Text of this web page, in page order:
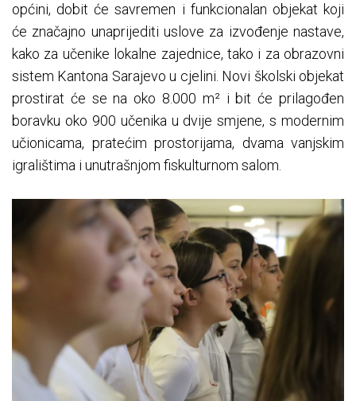
općini, dobit će savremen i funkcionalan objekat koji
će značajno unaprijediti uslove za izvođenje nastave,
kako za učenike lokalne zajednice, tako i za obrazovni
sistem Kantona Sarajevo u cjelini. Novi školski objekat
prostirat će se na oko 8.000 m² i bit će prilagođen
boravku oko 900 učenika u dvije smjene, s modernim
učionicama, pratećim prostorijama, dvama vanjskim
igralištima i unutrašnjom fiskulturnom salom.